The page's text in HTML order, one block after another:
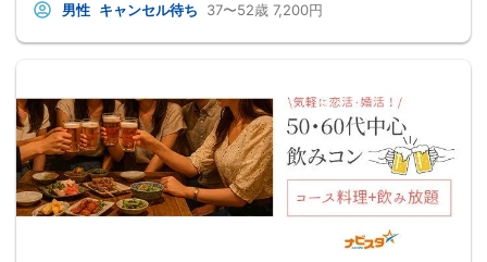
男性 キャンセル待ち 37〜52歳 7,200円